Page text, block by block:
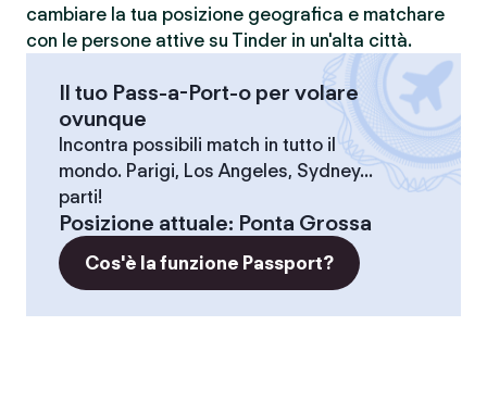
cambiare la tua posizione geografica e matchare
con le persone attive su Tinder in un'alta città.
Il tuo Pass-a-Port-o per volare
ovunque
Incontra possibili match in tutto il
mondo. Parigi, Los Angeles, Sydney...
parti!
Posizione attuale: Ponta Grossa
Cos'è la funzione Passport?